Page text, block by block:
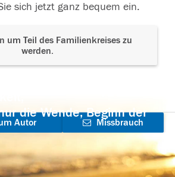
sich jetzt ganz bequem ein.
um Teil des Familienkreises zu
werden.
die Wende, Beginn der
Autor
Missbrauch